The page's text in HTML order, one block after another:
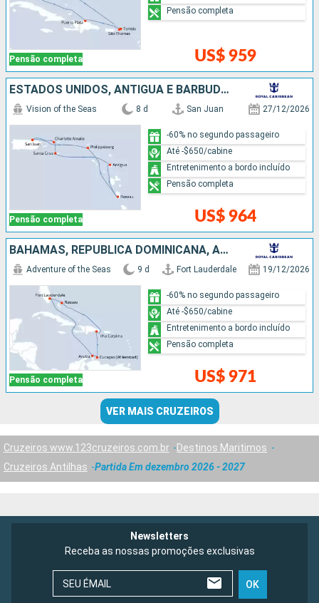
Pensão completa US$ 959
Pensão completa
ESTADOS UNIDOS, ANTIGUA E BARBUDA, REPUBLICA DOMINICANA, PORTO RICO
Pensão completa
Vision of the Seas 8 d San Juan 27/12/2026
US$ 964
-60% no segundo passageiro
Até -$650/cabine
Entretenimento a bordo incluído
Pensão completa
BAHAMAS, REPUBLICA DOMINICANA, ARUBA, ESTADOS UNIDOS
Pensão completa
Adventure of the Seas 9 d Fort Lauderdale 19/12/2026
US$ 971
-60% no segundo passageiro
Até -$650/cabine
Entretenimento a bordo incluído
Pensão completa
VER MAIS CRUZEIROS
Cruzeiros www.123cruzeiros.com.br
Destinos Maritimos
Cruzeiros Antilhas
Partida Em dezembro 2026 - 2027
Newsletters
Receba as nossas promoções exclusivas
SEU ÉMAIL OK